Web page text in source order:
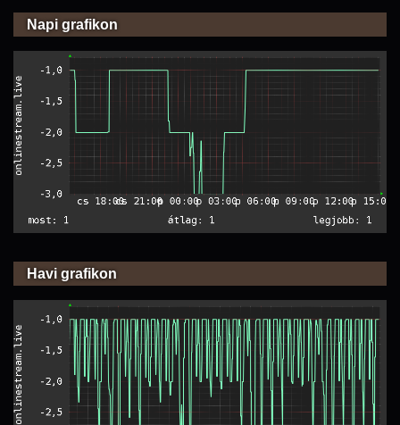
Napi grafikon
Havi grafikon